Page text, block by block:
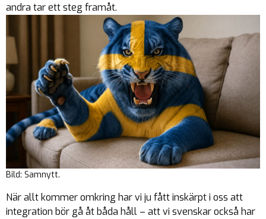
andra tar ett steg framåt.
Bild: Samnytt.
När allt kommer omkring har vi ju fått inskärpt i oss att
integration bör gå åt båda håll – att vi svenskar också har